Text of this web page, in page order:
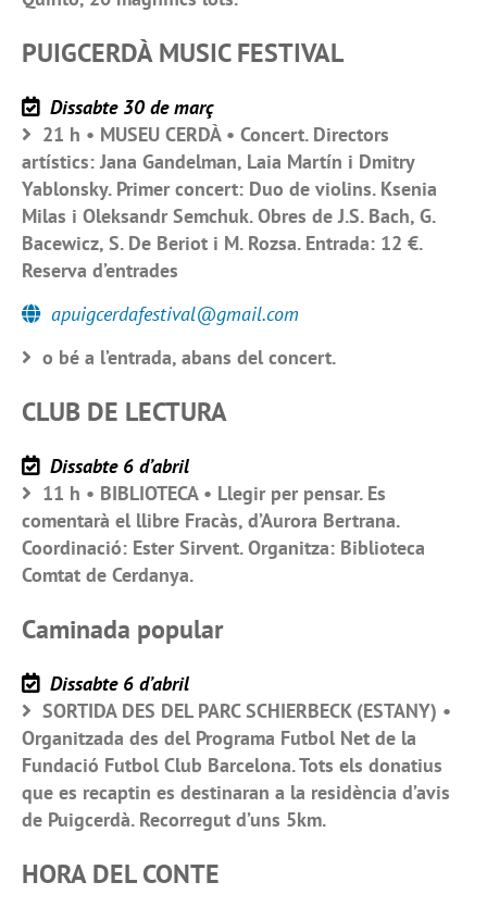
PUIGCERDÀ MUSIC FESTIVAL
Dissabte 30 de març
21 h • MUSEU CERDÀ • Concert. Directors
artístics: Jana Gandelman, Laia Martín i Dmitry
Yablonsky. Primer concert: Duo de violins. Ksenia
Milas i Oleksandr Semchuk. Obres de J.S. Bach, G.
Bacewicz, S. De Beriot i M. Rozsa. Entrada: 12 €.
Reserva d’entrades
apuigcerdafestival@gmail.com
o bé a l’entrada, abans del concert.
CLUB DE LECTURA
Dissabte 6 d’abril
11 h • BIBLIOTECA • Llegir per pensar. Es
comentarà el llibre Fracàs, d’Aurora Bertrana.
Coordinació: Ester Sirvent. Organitza: Biblioteca
Comtat de Cerdanya.
Caminada popular
Dissabte 6 d’abril
SORTIDA DES DEL PARC SCHIERBECK (ESTANY) •
Organitzada des del Programa Futbol Net de la
Fundació Futbol Club Barcelona. Tots els donatius
que es recaptin es destinaran a la residència d’avis
de Puigcerdà. Recorregut d’uns 5km.
HORA DEL CONTE